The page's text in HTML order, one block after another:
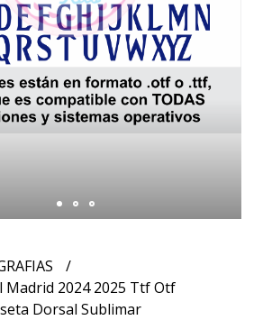
Madrid 2024 2025 Ttf Otf
Dorsal Sublimar